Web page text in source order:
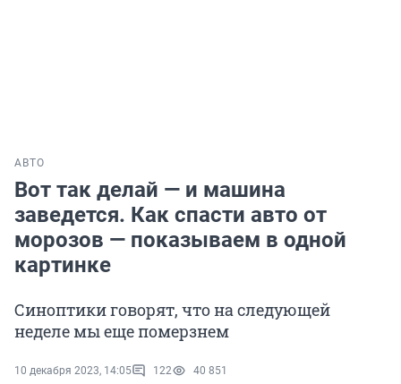
АВТО
Вот так делай — и машина
заведется. Как спасти авто от
морозов — показываем в одной
картинке
Синоптики говорят, что на следующей
неделе мы еще померзнем
10 декабря 2023, 14:05 122 40 851